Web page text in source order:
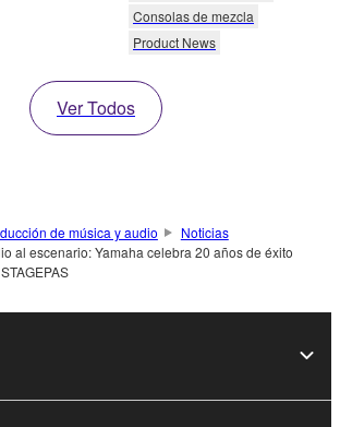
Consolas de mezcla
Product News
Ver Todos
de música y audio
Noticias
al escenario: Yamaha celebra 20 años de éxito